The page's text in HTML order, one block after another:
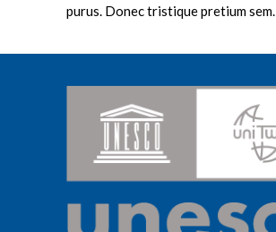
purus. Donec tristique pretium sem.